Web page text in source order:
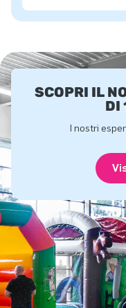
SCOPRI IL
DI
I nostri